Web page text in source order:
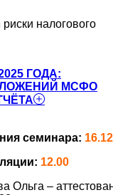
налогового
ГОДА:
МСФО
семинара:
12.00
Ольга –